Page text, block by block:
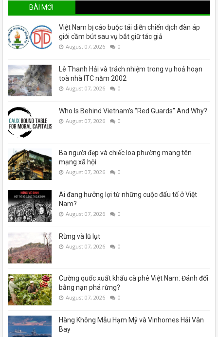
BÀI MỚI
Việt Nam bị cáo buộc tái diễn chiến dịch đàn áp
giới cầm bút sau vụ bắt giữ tác giả
August 07, 2026 0
Lê Thanh Hải và trách nhiệm trong vụ hoả hoạn
toà nhà ITC năm 2002
August 07, 2026 0
Who Is Behind Vietnam’s “Red Guards” And Why?
August 07, 2026 0
Ba người đẹp và chiếc loa phường mang tên
mạng xã hội
August 07, 2026 0
Ai đang hưởng lợi từ những cuộc đấu tố ở Việt
Nam?
August 07, 2026 0
Rừng và lũ lụt
August 07, 2026 0
Cường quốc xuất khẩu cà phê Việt Nam: Đánh đổi
bằng nạn phá rừng?
August 07, 2026 0
Hàng Không Mẫu Hạm Mỹ và Vinhomes Hải Vân
Bay